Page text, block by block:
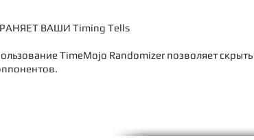
ВАШИ Timing Tells
TimeMojo Randomizer позволяет